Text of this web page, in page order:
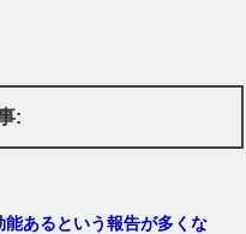
:
あるという報告が多くな